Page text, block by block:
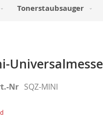
Tonerstaubsauger
Nr SQZ-MINI